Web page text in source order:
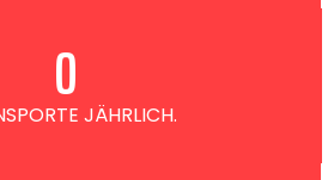
JÄHRLICH.
0